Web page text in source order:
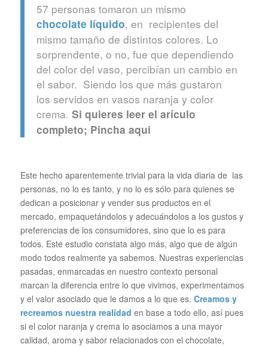
57 personas tomaron un mismo
chocolate líquido, en recipientes del
mismo tamaño de distintos colores. Lo
sorprendente, o no, fue que dependiendo
del color del vaso, percibían un cambio en
el sabor. Siendo los que más gustaron
los servidos en vasos naranja y color
crema. Si quieres leer el arículo
completo; Pincha aqui
Este hecho aparentemente trivial para la vida diaria de las
personas, no lo es tanto, y no lo es sólo para quienes se
dedican a posicionar y vender sus productos en el
mercado, empaquetándolos y adecuándolos a los gustos y
preferencias de los consumidores, sino que lo es para
todos. Este estudio constata algo más, algo que de algún
modo todos realmente ya sabemos. Nuestras experiencias
pasadas, enmarcadas en nuestro contexto personal
marcan la diferencia entre lo que vivimos, experimentamos
y el valor asociado que le damos a lo que es. Creamos y
recreamos nuestra realidad en base a todo ello, así pues
si el color naranja y crema lo asociamos a una mayor
calidad, aroma y sabor relacionados con el chocolate,